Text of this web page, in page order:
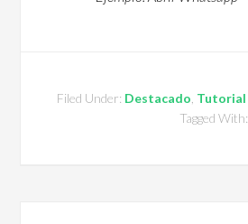
Filed Under: Destacado Tutorial
Tagged With: